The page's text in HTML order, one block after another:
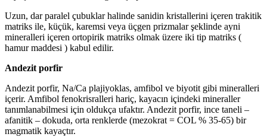
Uzun, dar paralel çubuklar halinde sanidin kristallerini içeren trakitik
matriks ile, küçük, karemsi veya üçgen prizmalar şeklinde ayni
mineralleri içeren ortopirik matriks olmak üzere iki tip matriks (
hamur maddesi ) kabul edilir.
Andezit porfir
Andezit porfir, Na/Ca plajiyoklas, amfibol ve biyotit gibi mineralleri
içerir. Amfibol fenokrisralleri hariç, kayacın içindeki mineraller
tanımlanabilmesi için oldukça ufaktır. Andezit porfir, ince taneli –
afanitik – dokuda, orta renklerde (mezokrat = COL % 35-65) bir
magmatik kayaçtır.